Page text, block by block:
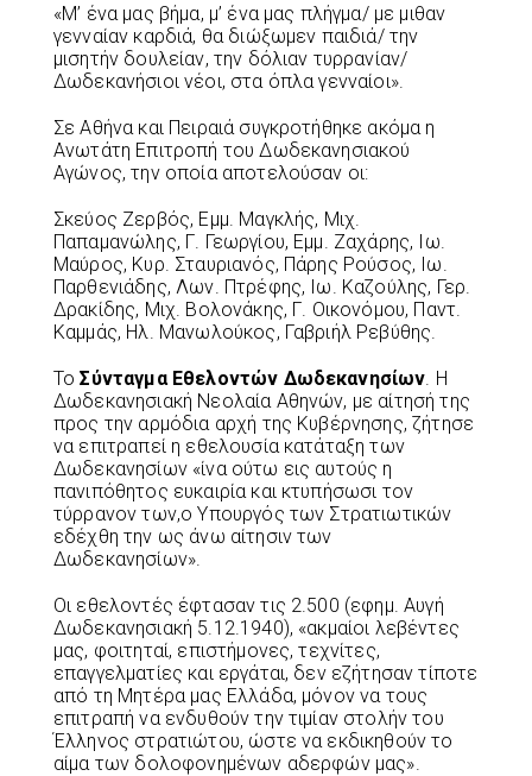
«Μ’ ένα μας βήμα, μ’ ένα μας πλήγμα/ με μιθαν
γενναίαν καρδιά, θα διώξωμεν παιδιά/ την
μισητήν δουλείαν, την δόλιαν τυρρανίαν/
Δωδεκανήσιοι νέοι, στα όπλα γενναίοι».
Σε Αθήνα και Πειραιά συγκροτήθηκε ακόμα η
Ανωτάτη Επιτροπή του Δωδεκανησιακού
Αγώνος, την οποία αποτελούσαν οι:
Σκεύος Ζερβός, Εμμ. Μαγκλής, Μιχ.
Παπαμανώλης, Γ. Γεωργίου, Εμμ. Ζαχάρης, Ιω.
Μαύρος, Κυρ. Σταυριανός, Πάρης Ρούσος, Ιω.
Παρθενιάδης, Λων. Πτρέφης, Ιω. Καζούλης, Γερ.
Δρακίδης, Μιχ. Βολονάκης, Γ. Οικονόμου, Παντ.
Καμμάς, Ηλ. Μανωλούκος, Γαβριήλ Ρεβύθης.
Το Σύνταγμα Εθελοντών Δωδεκανησίων . Η
Δωδεκανησιακή Νεολαία Αθηνών, με αίτησή της
προς την αρμόδια αρχή της Κυβέρνησης, ζήτησε
να επιτραπεί η εθελουσία κατάταξη των
Δωδεκανησίων «ίνα ούτω εις αυτούς η
πανιπόθητος ευκαιρία και κτυπήσωσι τον
τύρρανον των,ο Υπουργός των Στρατιωτικών
εδέχθη την ως άνω αίτησιν των
Δωδεκανησίων».
Οι εθελοντές έφτασαν τις 2.500 (εφημ. Αυγή
Δωδεκανησιακή 5.12.1940), «ακμαίοι λεβέντες
μας, φοιτηταί, επιστήμονες, τεχνίτες,
επαγγελματίες και εργάται, δεν εζήτησαν τίποτε
από τη Μητέρα μας Ελλάδα, μόνον να τους
επιτραπή να ενδυθούν την τιμίαν στολήν του
Έλληνος στρατιώτου, ώστε να εκδικηθούν το
αίμα των δολοφονημένων αδερφών μας».